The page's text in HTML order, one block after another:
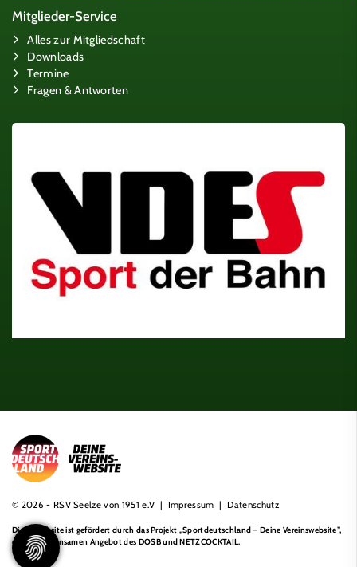
Mitglieder-Service
Alles zur Mitgliedschaft
Downloads
Termine
Fragen & Antworten
© 2026 - RSV Seelze von 1951 e.V | Impressum | Datenschutz
Diese Website ist gefördert durch das Projekt „Sportdeutschland – Deine Vereinswebsite”,
einem gemeinsamen Angebot des DOSB und NETZCOCKTAIL.